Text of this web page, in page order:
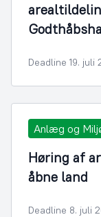
Deadline 19. juli
Anlæg og
Høring af
åbne land
Deadline 8. juli